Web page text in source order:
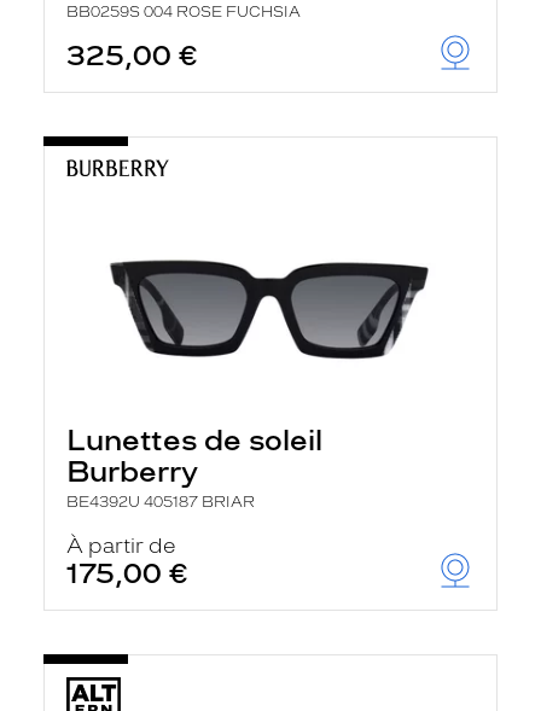
BB0259S 004 ROSE FUCHSIA
325,00 €
Lunettes de soleil
Burberry
BE4392U 405187 BRIAR
À partir de
175,00 €